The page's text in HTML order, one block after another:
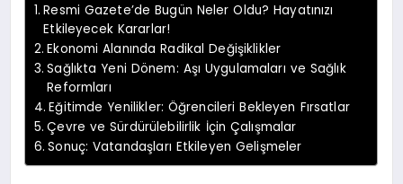
Resmi Gazete’de Bugün Neler Oldu? Hayatınızı
Etkileyecek Kararlar!
Ekonomi Alanında Radikal Değişiklikler
Sağlıkta Yeni Dönem: Aşı Uygulamaları ve Sağlık
Reformları
Eğitimde Yenilikler: Öğrencileri Bekleyen Fırsatlar
Çevre ve Sürdürülebilirlik İçin Çalışmalar
Sonuç: Vatandaşları Etkileyen Gelişmeler